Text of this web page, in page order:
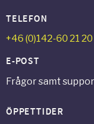
TELEFON
+46 (0)142-60 21 20
E-POST
Frågor samt
ÖPPETTIDER